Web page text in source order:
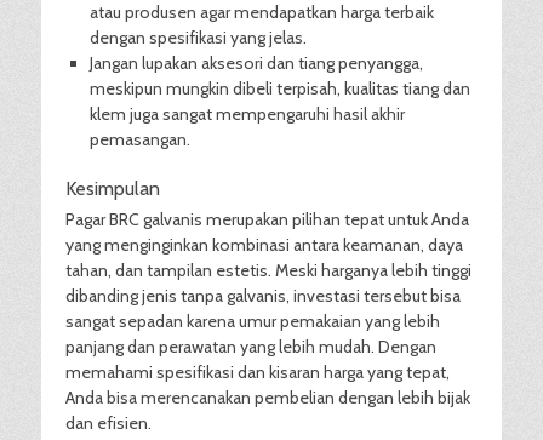
atau produsen agar mendapatkan harga terbaik
dengan spesifikasi yang jelas.
Jangan lupakan aksesori dan tiang penyangga,
meskipun mungkin dibeli terpisah, kualitas tiang dan
klem juga sangat mempengaruhi hasil akhir
pemasangan.
Kesimpulan
Pagar BRC galvanis merupakan pilihan tepat untuk Anda
yang menginginkan kombinasi antara keamanan, daya
tahan, dan tampilan estetis. Meski harganya lebih tinggi
dibanding jenis tanpa galvanis, investasi tersebut bisa
sangat sepadan karena umur pemakaian yang lebih
panjang dan perawatan yang lebih mudah. Dengan
memahami spesifikasi dan kisaran harga yang tepat,
Anda bisa merencanakan pembelian dengan lebih bijak
dan efisien.